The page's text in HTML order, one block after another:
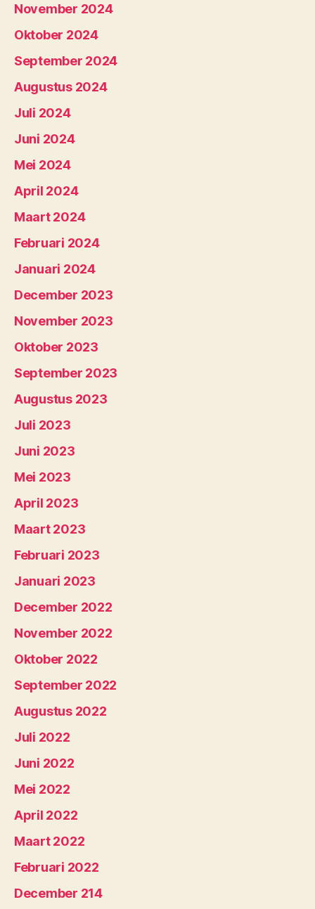
November 2024
Oktober 2024
September 2024
Augustus 2024
Juli 2024
Juni 2024
Mei 2024
April 2024
Maart 2024
Februari 2024
Januari 2024
December 2023
November 2023
Oktober 2023
September 2023
Augustus 2023
Juli 2023
Juni 2023
Mei 2023
April 2023
Maart 2023
Februari 2023
Januari 2023
December 2022
November 2022
Oktober 2022
September 2022
Augustus 2022
Juli 2022
Juni 2022
Mei 2022
April 2022
Maart 2022
Februari 2022
December 214